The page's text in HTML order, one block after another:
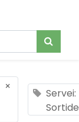
×
Servei: